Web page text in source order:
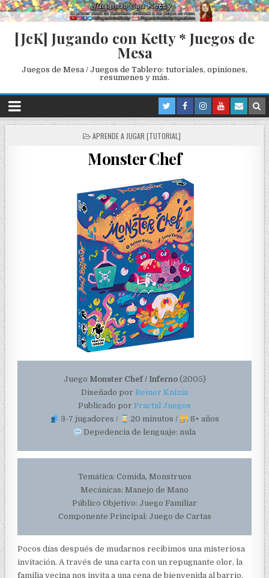
[JcK] Jugando con Ketty * Juegos de
Mesa
Juegos de Mesa / Juegos de Tablero: tutoriales, opiniones,
resumenes y más.
P
S
T
I
N
APRENDE A JUGAR [TUTORIAL]
Monster Chef
Juego Monster Chef / Inferno(2005)
Diseñado por Reiner Knizia
Publicado por Fractal Juegos
3-7 jugadores /
20 minutos /
8+ años
Depedencia de lenguaje: nula
Temática: Comida, Monstruos
Mecánicas: Manejo de Mano
Público Objetivo: Juego Familiar
Componente Principal: Juego de Cartas
Pocos días después de mudarnos recibimos una misteriosa
invitación. A través de una carta con un repugnante olor, la
familia vecina nos invita a una cena de bienvenida al barrio.